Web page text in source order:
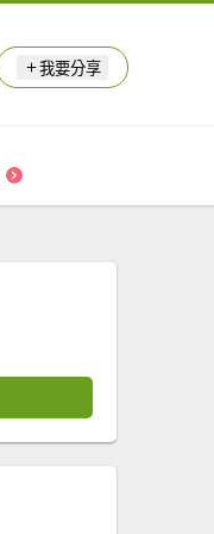
我要分享